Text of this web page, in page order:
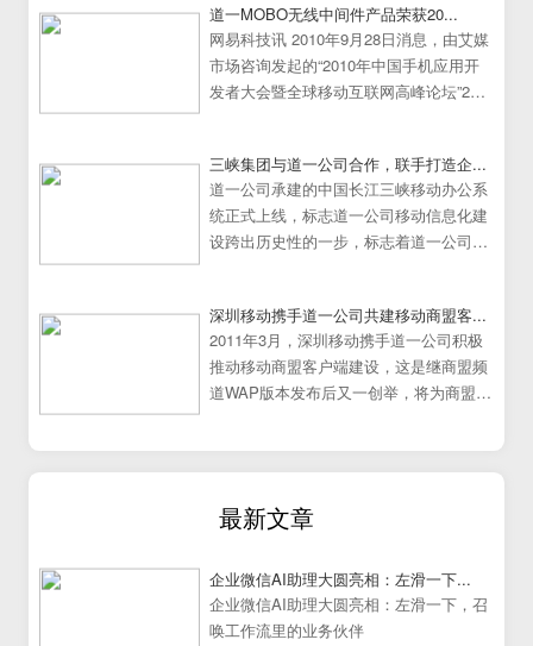
道一MOBO无线中间件产品荣获20...
网易科技讯 2010年9月28日消息，由艾媒
市场咨询发起的“2010年中国手机应用开
发者大会暨全球移动互联网高峰论坛”25
三峡集团与道一公司合作，联手打造企...
道一公司承建的中国长江三峡移动办公系
统正式上线，标志道一公司移动信息化建
设跨出历史性的一步，标志着道一公司移
深圳移动携手道一公司共建移动商盟客...
2011年3月，深圳移动携手道一公司积极
推动移动商盟客户端建设，这是继商盟频
道WAP版本发布后又一创举，将为商盟频
最新文章
企业微信AI助理大圆亮相：左滑一下...
企业微信AI助理大圆亮相：左滑一下，召
唤工作流里的业务伙伴